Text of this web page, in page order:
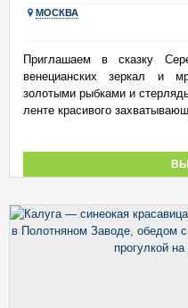
МОСКВА
Приглашаем в сказку
венецианских зеркал и
золотыми рыбками и
ленте красивого